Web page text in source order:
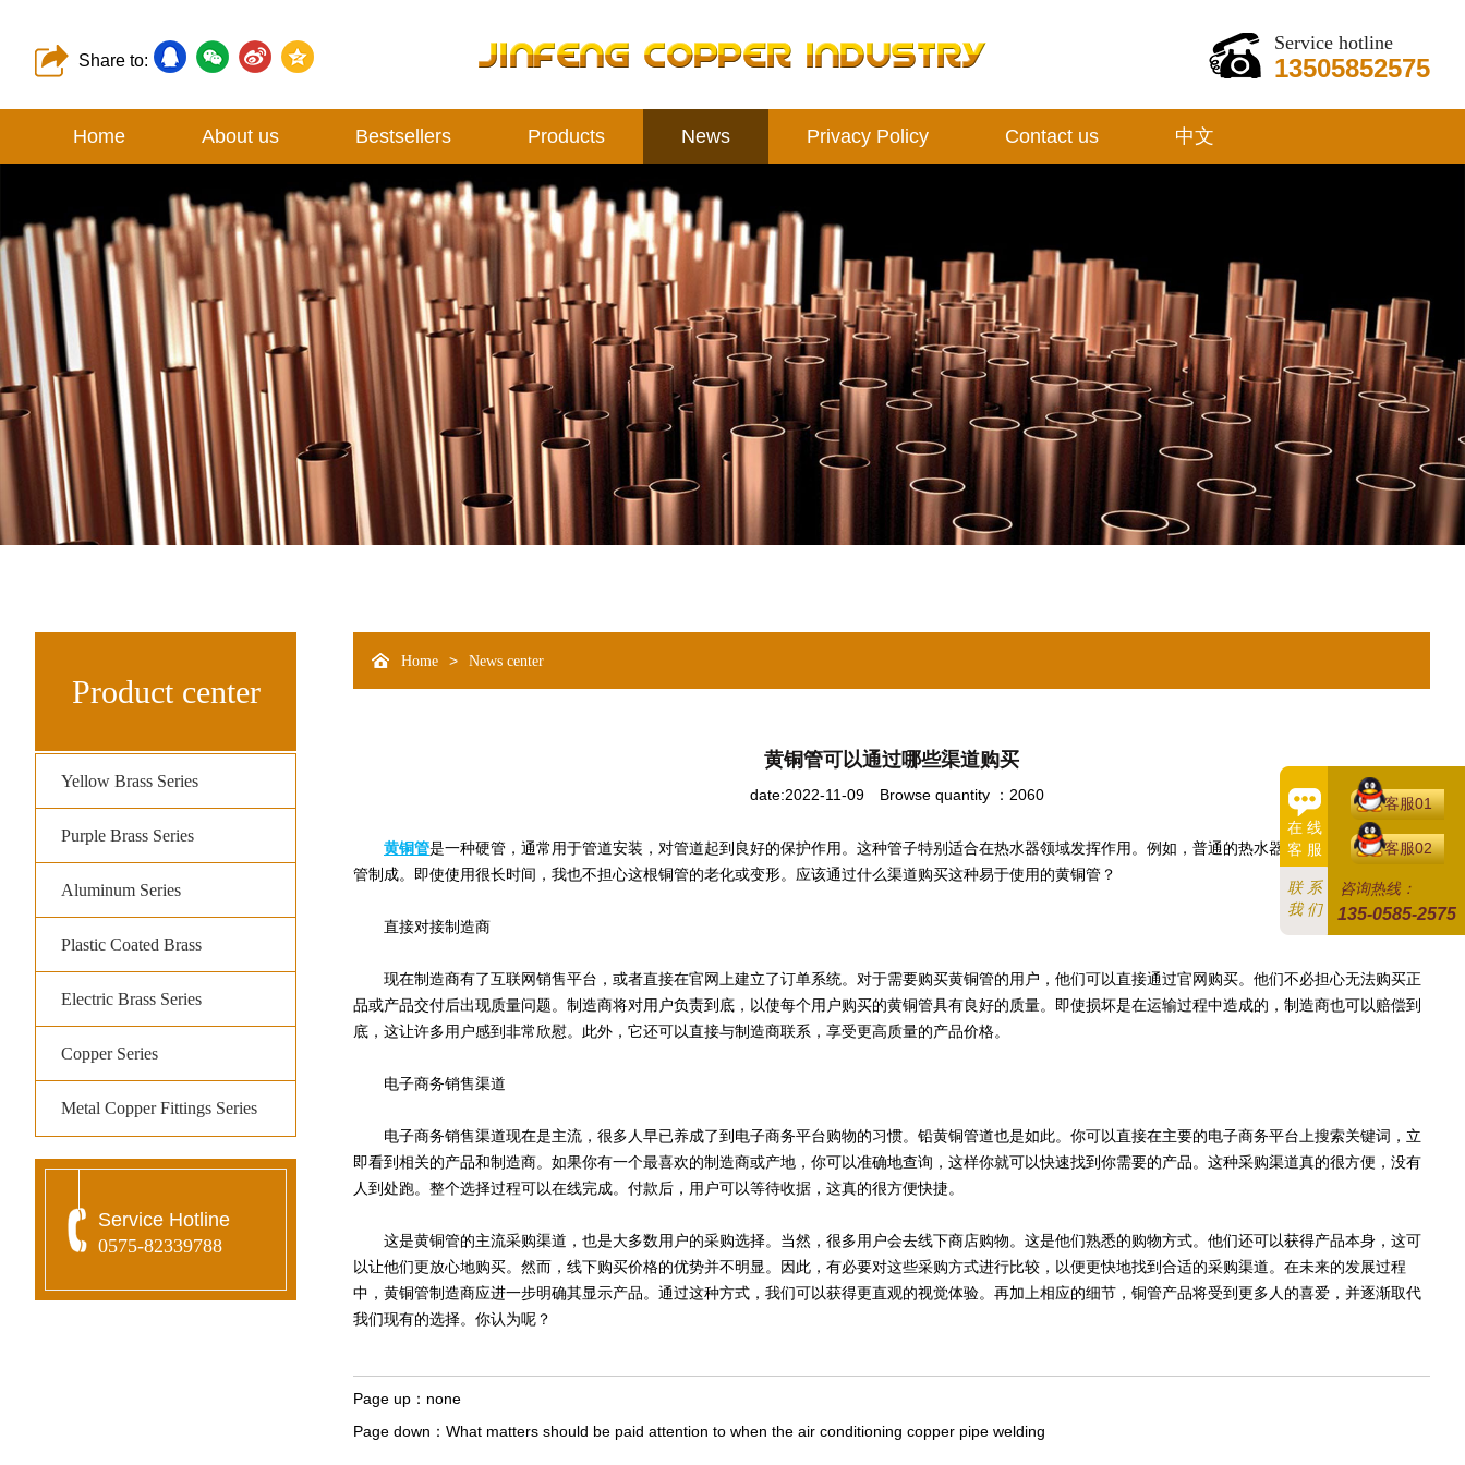
Share to:
Service hotline
13505852575
Home About us Bestsellers Products News Privacy Policy Contact us 中文
Product center
Yellow Brass Series
Purple Brass Series
Aluminum Series
Plastic Coated Brass
Electric Brass Series
Copper Series
Metal Copper Fittings Series
Service Hotline
0575-82339788
Home > News center
黄铜管可以通过哪些渠道购买
date:2022-11-09 Browse quantity ：2060
黄铜管是一种硬管，通常用于管道安装，对管道起到良好的保护作用。这种管子特别适合在热水器领域发挥作用。例如，普通的热水器输送管主要由铅黄铜
管制成。即使使用很长时间，我也不担心这根铜管的老化或变形。应该通过什么渠道购买这种易于使用的黄铜管？
直接对接制造商
现在制造商有了互联网销售平台，或者直接在官网上建立了订单系统。对于需要购买黄铜管的用户，他们可以直接通过官网购买。他们不必担心无法购买正
品或产品交付后出现质量问题。制造商将对用户负责到底，以使每个用户购买的黄铜管具有良好的质量。即使损坏是在运输过程中造成的，制造商也可以赔偿到
底，这让许多用户感到非常欣慰。此外，它还可以直接与制造商联系，享受更高质量的产品价格。
电子商务销售渠道
电子商务销售渠道现在是主流，很多人早已养成了到电子商务平台购物的习惯。铅黄铜管道也是如此。你可以直接在主要的电子商务平台上搜索关键词，立
即看到相关的产品和制造商。如果你有一个最喜欢的制造商或产地，你可以准确地查询，这样你就可以快速找到你需要的产品。这种采购渠道真的很方便，没有
人到处跑。整个选择过程可以在线完成。付款后，用户可以等待收据，这真的很方便快捷。
这是黄铜管的主流采购渠道，也是大多数用户的采购选择。当然，很多用户会去线下商店购物。这是他们熟悉的购物方式。他们还可以获得产品本身，这可
以让他们更放心地购买。然而，线下购买价格的优势并不明显。因此，有必要对这些采购方式进行比较，以便更快地找到合适的采购渠道。在未来的发展过程
中，黄铜管制造商应进一步明确其显示产品。通过这种方式，我们可以获得更直观的视觉体验。再加上相应的细节，铜管产品将受到更多人的喜爱，并逐渐取代
我们现有的选择。你认为呢？
Page up： none
Page down： What matters should be paid attention to when the air conditioning copper pipe welding
在 线
客 服
联 系
我 们
客服01
客服02
咨询热线：
135-0585-2575